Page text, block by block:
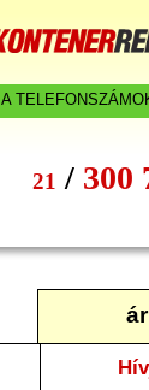
A
21 / 300